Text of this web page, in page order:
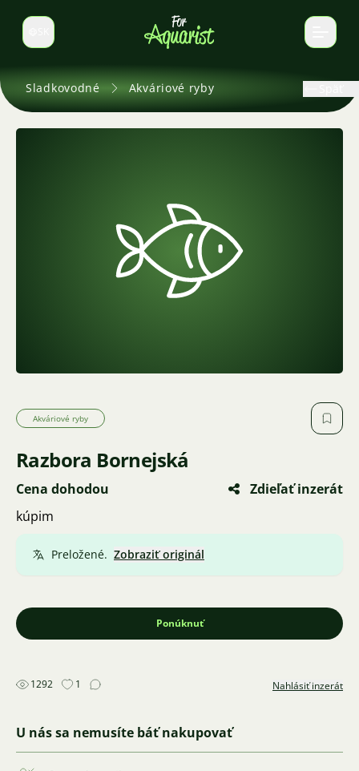
Prepnúť jazyk
Sladkovodné Akváriové ryby
Akváriové ryby
Razbora Bornejská
Cena dohodou
Zdieľať inzerát
kúpim
Preložené. Zobraziť originál
Ponúknuť
1292 1 Nahlásiť inzerát
U nás sa nemusíte báť nakupovať